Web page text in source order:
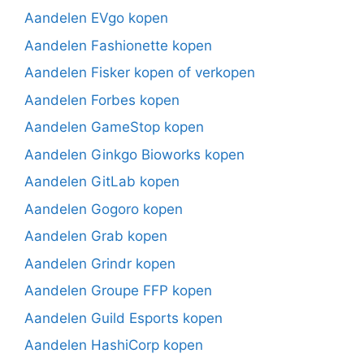
Aandelen EVgo kopen
Aandelen Fashionette kopen
Aandelen Fisker kopen of verkopen
Aandelen Forbes kopen
Aandelen GameStop kopen
Aandelen Ginkgo Bioworks kopen
Aandelen GitLab kopen
Aandelen Gogoro kopen
Aandelen Grab kopen
Aandelen Grindr kopen
Aandelen Groupe FFP kopen
Aandelen Guild Esports kopen
Aandelen HashiCorp kopen